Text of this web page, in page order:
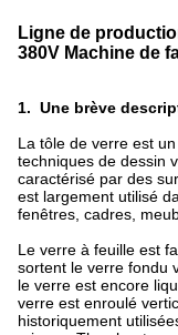
Ligne de
380V Machine de
1. Une brève
La tôle de verre est
techniques de dessin
caractérisé par des
est largement utilisé
fenêtres, cadres,
Le verre à feuille est
sortent le verre fondu
le verre est encore
verre est enroulé
historiquement